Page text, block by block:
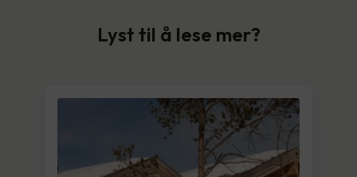
Lyst til å lese mer?